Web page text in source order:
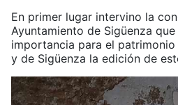
En primer lugar intervino la
Ayuntamiento de Sigüenza
importancia para el
y de Sigüenza la edición de